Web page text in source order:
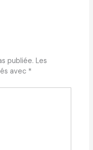
publiée. Les
avec *